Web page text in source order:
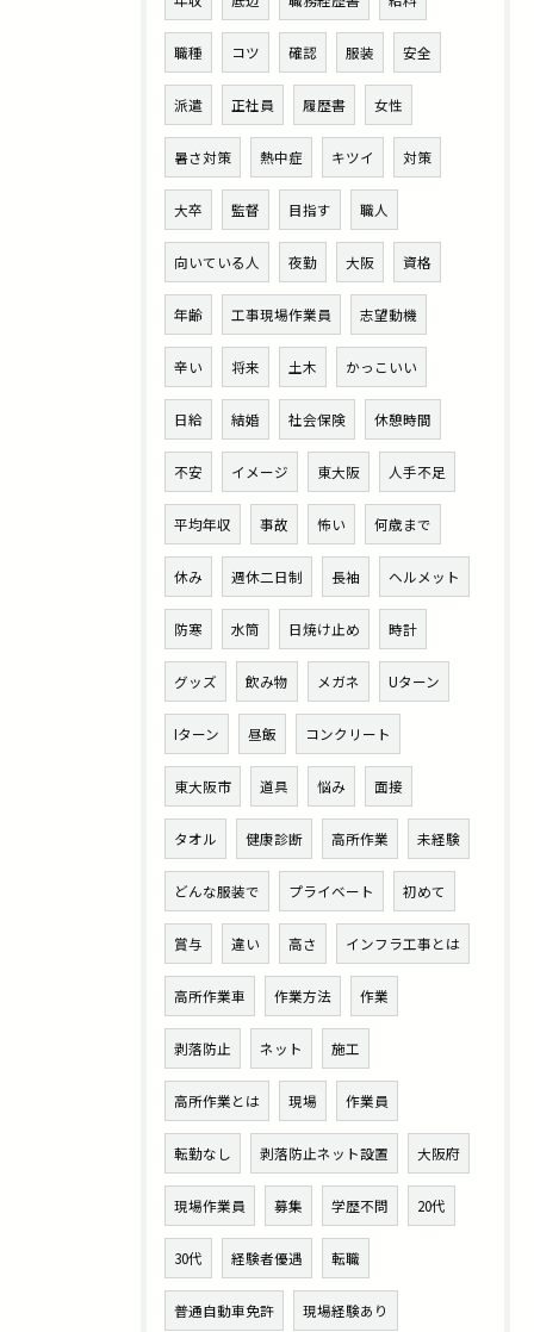
職種 コツ 確認 服装 安全
派遣 正社員 履歴書 女性
暑さ対策 熱中症 キツイ 対策
大卒 監督 目指す 職人
向いている人 夜勤 大阪 資格
年齢 工事現場作業員 志望動機
辛い 将来 土木 かっこいい
日給 結婚 社会保険 休憩時間
不安 イメージ 東大阪 人手不足
平均年収 事故 怖い 何歳まで
休み 週休二日制 長袖 ヘルメット
防寒 水筒 日焼け止め 時計
グッズ 飲み物 メガネ Uターン
Iターン 昼飯 コンクリート
東大阪市 道具 悩み 面接
タオル 健康診断 高所作業 未経験
どんな服装で プライベート 初めて
賞与 違い 高さ インフラ工事とは
高所作業車 作業方法 作業
剥落防止 ネット 施工
高所作業とは 現場 作業員
転勤なし 剥落防止ネット設置 大阪府
現場作業員 募集 学歴不問 20代
30代 経験者優遇 転職
普通自動車免許 現場経験あり